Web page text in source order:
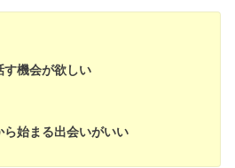
す機会が欲しい
始まる出会いがいい